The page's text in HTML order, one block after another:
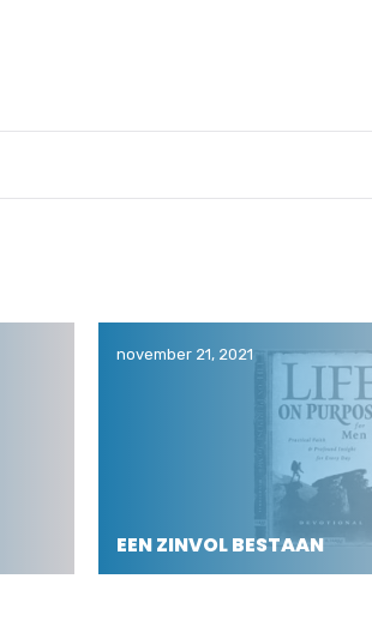
november 21, 2021
EEN ZINVOL BESTAAN